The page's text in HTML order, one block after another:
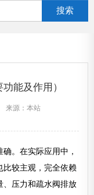
搜索
能及作用）
来源：本站
。在实际应用中，
比较主观，完全依赖
、压力和疏水阀排放